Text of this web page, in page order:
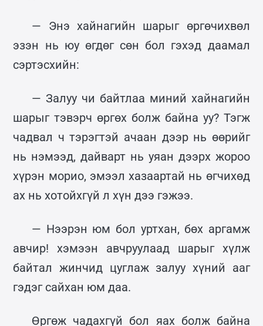
— Энэ хайнагийн шарыг өргөчихвөл
эзэн нь юу өгдөг сөн бол гэхэд даамал
сэртэсхийн:
— Залуу чи байтлаа миний хайнагийн
шарыг тэвэрч өргөх болж байна уу? Тэгж
чадвал ч тэрэгтэй ачаан дээр нь өөрийг
нь нэмээд, дайварт нь уяан дээрх жороо
хүрэн морио, эмээл хазаартай нь өгчихөд
ах нь хотойхгүй л хүн дээ гэжээ.
— Нээрэн юм бол уртхан, бөх аргамж
авчир! хэмээн авчруулаад шарыг хүлж
байтал жинчид цуглаж залуу хүний ааг
гэдэг сайхан юм даа.
Өргөж чадахгүй бол яах болж байна